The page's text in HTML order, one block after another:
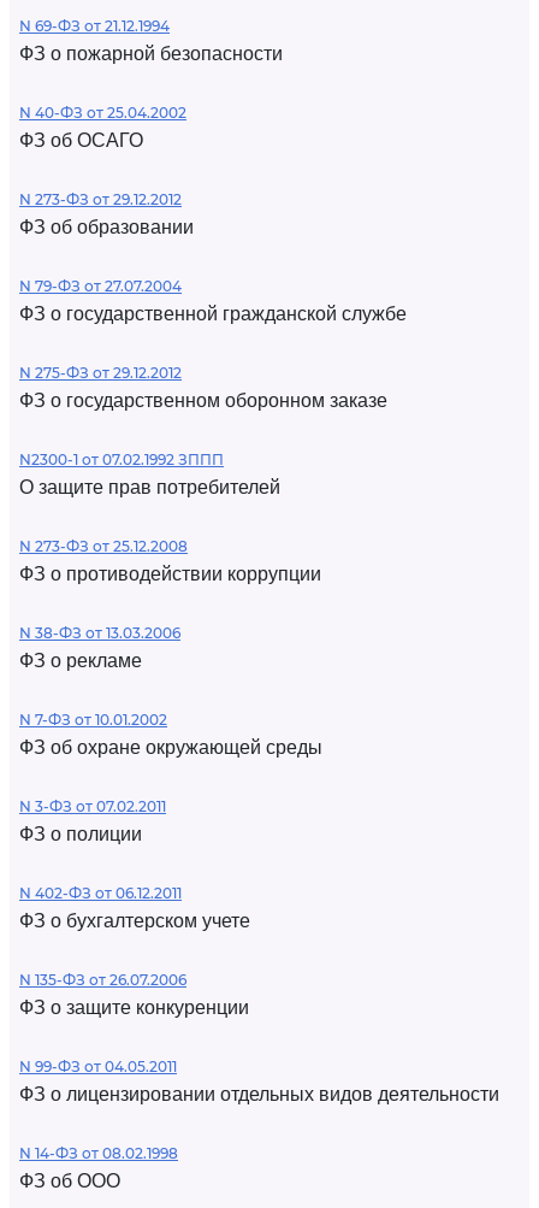
N 69-ФЗ от 21.12.1994
ФЗ о пожарной безопасности
N 40-ФЗ от 25.04.2002
ФЗ об ОСАГО
N 273-ФЗ от 29.12.2012
ФЗ об образовании
N 79-ФЗ от 27.07.2004
ФЗ о государственной гражданской службе
N 275-ФЗ от 29.12.2012
ФЗ о государственном оборонном заказе
N2300-1 от 07.02.1992 ЗППП
О защите прав потребителей
N 273-ФЗ от 25.12.2008
ФЗ о противодействии коррупции
N 38-ФЗ от 13.03.2006
ФЗ о рекламе
N 7-ФЗ от 10.01.2002
ФЗ об охране окружающей среды
N 3-ФЗ от 07.02.2011
ФЗ о полиции
N 402-ФЗ от 06.12.2011
ФЗ о бухгалтерском учете
N 135-ФЗ от 26.07.2006
ФЗ о защите конкуренции
N 99-ФЗ от 04.05.2011
ФЗ о лицензировании отдельных видов деятельности
N 14-ФЗ от 08.02.1998
ФЗ об ООО